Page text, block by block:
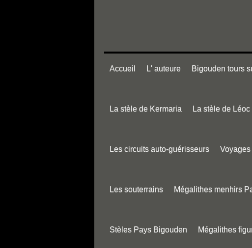
Accueil L' auteure Bigouden tours
La stèle de Kermaria La stèle de
Les circuits auto-guérisseurs
Les souterrains Mégalithes menhirs
Stèles Pays Bigouden Mégalithes